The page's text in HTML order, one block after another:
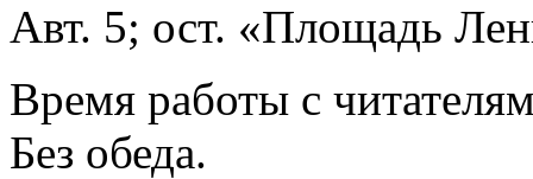
Авт. 5; ост. «Площадь
Время работы с
Без обеда.